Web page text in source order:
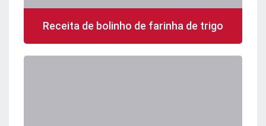
Receita de bolinho de farinha de trigo